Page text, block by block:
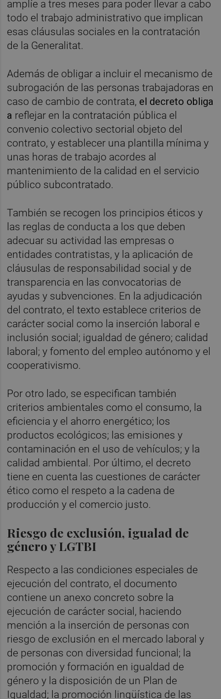
amplíe a tres meses para poder llevar a cabo
todo el trabajo administrativo que implican
esas cláusulas sociales en la contratación
de la Generalitat.
Además de obligar a incluir el mecanismo de
subrogación de las personas trabajadoras en
caso de cambio de contrata, el decreto obliga
a reflejar en la contratación pública el
convenio colectivo sectorial objeto del
contrato, y establecer una plantilla mínima y
unas horas de trabajo acordes al
mantenimiento de la calidad en el servicio
público subcontratado.
También se recogen los principios éticos y
las reglas de conducta a los que deben
adecuar su actividad las empresas o
entidades contratistas, y la aplicación de
cláusulas de responsabilidad social y de
transparencia en las convocatorias de
ayudas y subvenciones. En la adjudicación
del contrato, el texto establece criterios de
carácter social como la inserción laboral e
inclusión social; igualdad de género; calidad
laboral; y fomento del empleo autónomo y el
cooperativismo.
Por otro lado, se especifican también
criterios ambientales como el consumo, la
eficiencia y el ahorro energético; los
productos ecológicos; las emisiones y
contaminación en el uso de vehículos; y la
calidad ambiental. Por último, el decreto
tiene en cuenta las cuestiones de carácter
ético como el respeto a la cadena de
producción y el comercio justo.
Riesgo de exclusión, igualad de
género y LGTBI
Respecto a las condiciones especiales de
ejecución del contrato, el documento
contiene un anexo concreto sobre la
ejecución de carácter social, haciendo
mención a la inserción de personas con
riesgo de exclusión en el mercado laboral y
de personas con diversidad funcional; la
promoción y formación en igualdad de
género y la disposición de un Plan de
Igualdad; la promoción lingüística de las